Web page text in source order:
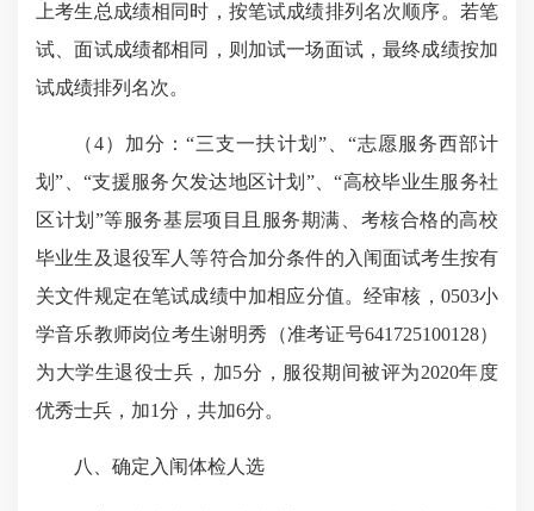
上考生总成绩相同时，按笔试成绩排列名次顺序。若笔
试、面试成绩都相同，则加试一场面试，最终成绩按加
试成绩排列名次。
（4）加分：“三支一扶计划”、“志愿服务西部计
划”、“支援服务欠发达地区计划”、“高校毕业生服务社
区计划”等服务基层项目且服务期满、考核合格的高校
毕业生及退役军人等符合加分条件的入闱面试考生按有
关文件规定在笔试成绩中加相应分值。经审核，0503小
学音乐教师岗位考生谢明秀（准考证号641725100128）
为大学生退役士兵，加5分，服役期间被评为2020年度
优秀士兵，加1分，共加6分。
八、确定入闱体检人选